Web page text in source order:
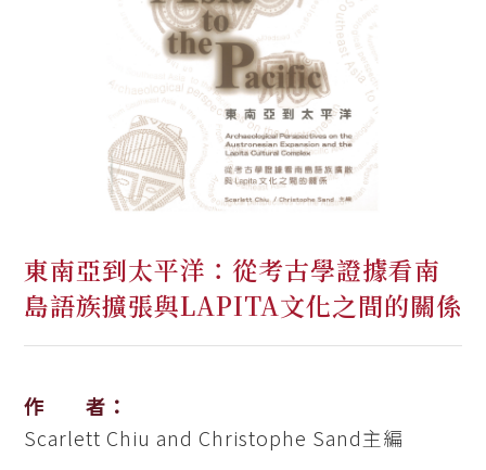
東南亞到太平洋：從考古學證據看南
島語族擴張與LAPITA文化之間的關係
作 者：
Scarlett Chiu and Christophe Sand主編